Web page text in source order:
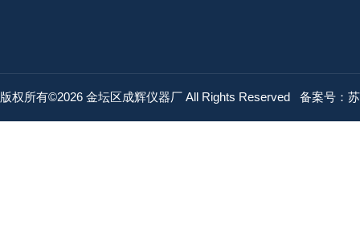
版权所有©2026 金坛区成辉仪器厂 All Rights Reserved 备案号：